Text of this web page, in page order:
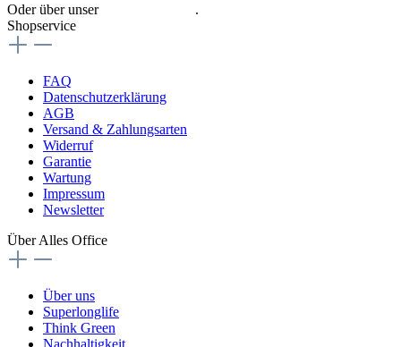
Oder über unser
.
Shopservice
FAQ
Datenschutzerklärung
AGB
Versand & Zahlungsarten
Widerruf
Garantie
Wartung
Impressum
Newsletter
Über Alles Office
Über uns
Superlonglife
Think Green
Nachhaltigkeit